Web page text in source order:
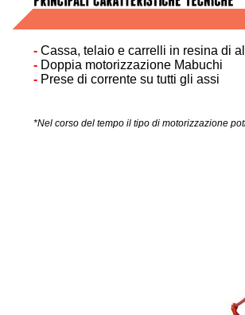
- Cassa, telaio e carrelli in resina di
- Doppia motorizzazione Mabuchi
- Prese di corrente su tutti gli assi
*Nel corso del tempo il tipo di motorizzazione